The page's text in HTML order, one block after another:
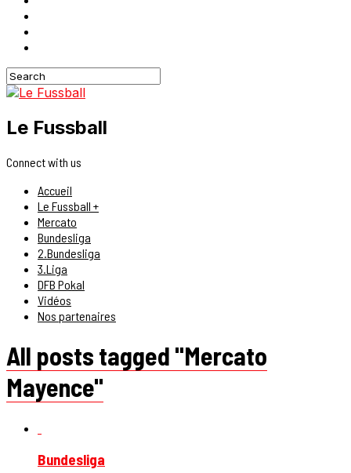
Le Fussball
Connect with us
Accueil
Le Fussball +
Mercato
Bundesliga
2.Bundesliga
3.Liga
DFB Pokal
Vidéos
Nos partenaires
All posts tagged "Mercato
Mayence"
Bundesliga